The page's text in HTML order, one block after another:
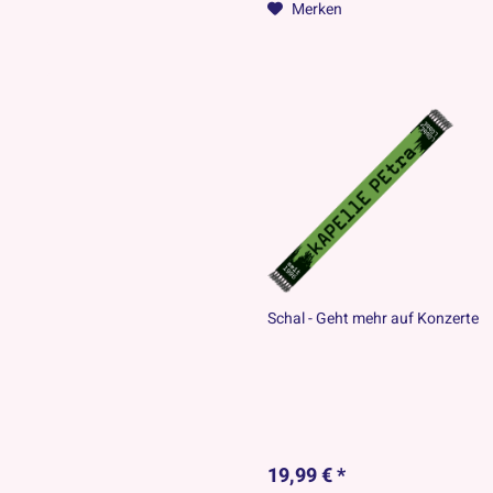
Merken
Schal - Geht mehr auf Konzerte
19,99 € *